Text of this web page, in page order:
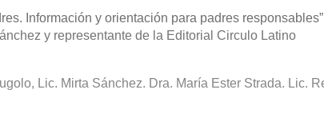
Información y orientación para padres responsables”
y representante de la Editorial Circulo Latino
Lic. Mirta Sánchez. Dra. María Ester Strada. Lic.